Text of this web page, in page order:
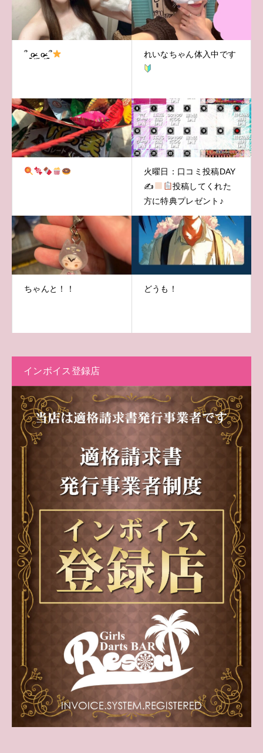
՞ ̳o̴̶̷̤ ̫ o̴̶̷̤ ̳՞ れいなちゃん体入中です
火曜日：口コミ投稿DAY
✍
投稿してくれた
方に特典プレゼント♪
ちゃんと！！ どうも！
インボイス登録店